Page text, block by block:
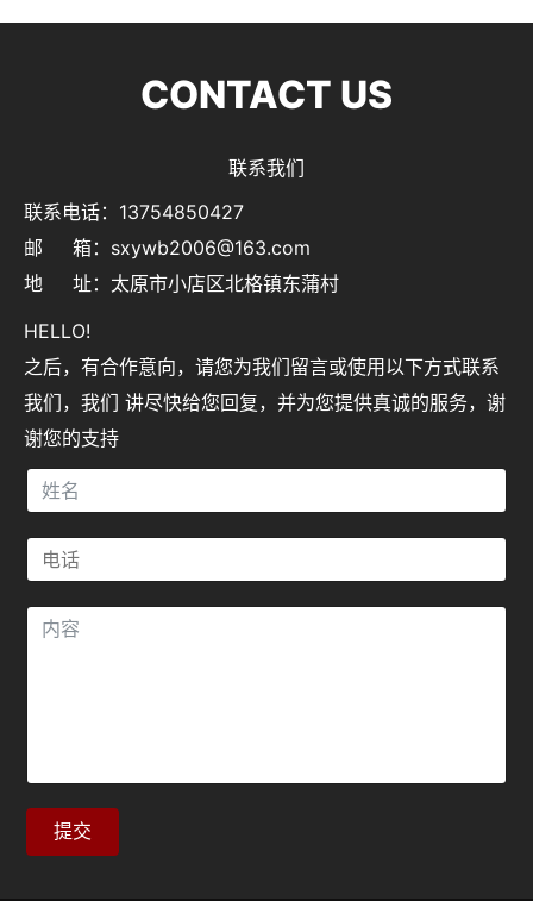
CONTACT US
联系我们
联系电话：13754850427
邮 箱：sxywb2006@163.com
地 址：太原市小店区北格镇东蒲村
HELLO!
之后，有合作意向，请您为我们留言或使用以下方式联系
我们，我们 讲尽快给您回复，并为您提供真诚的服务，谢
谢您的支持
提交